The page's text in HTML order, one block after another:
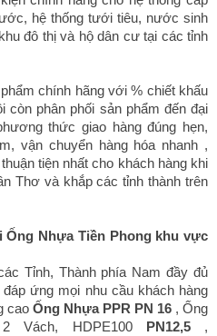
hệ thống tưới tiêu, nước sinh
đô thị và hộ dân cư tại các tỉnh
chính hãng với % chiết khấu
còn phân phối sản phẩm đến đại
thức giao hàng đúng hẹn,
vận chuyển hàng hóa nhanh ,
tiện nhất cho khách hàng khi
Thơ và khắp các tỉnh thành trên
Ống Nhựa Tiền Phong khu vực
Tỉnh, Thành phía Nam đầy đủ
ứng mọi nhu cầu khách hàng
cao Ống Nhựa PPR PN 16 , Ống
Vách, HDPE100 PN12,5,